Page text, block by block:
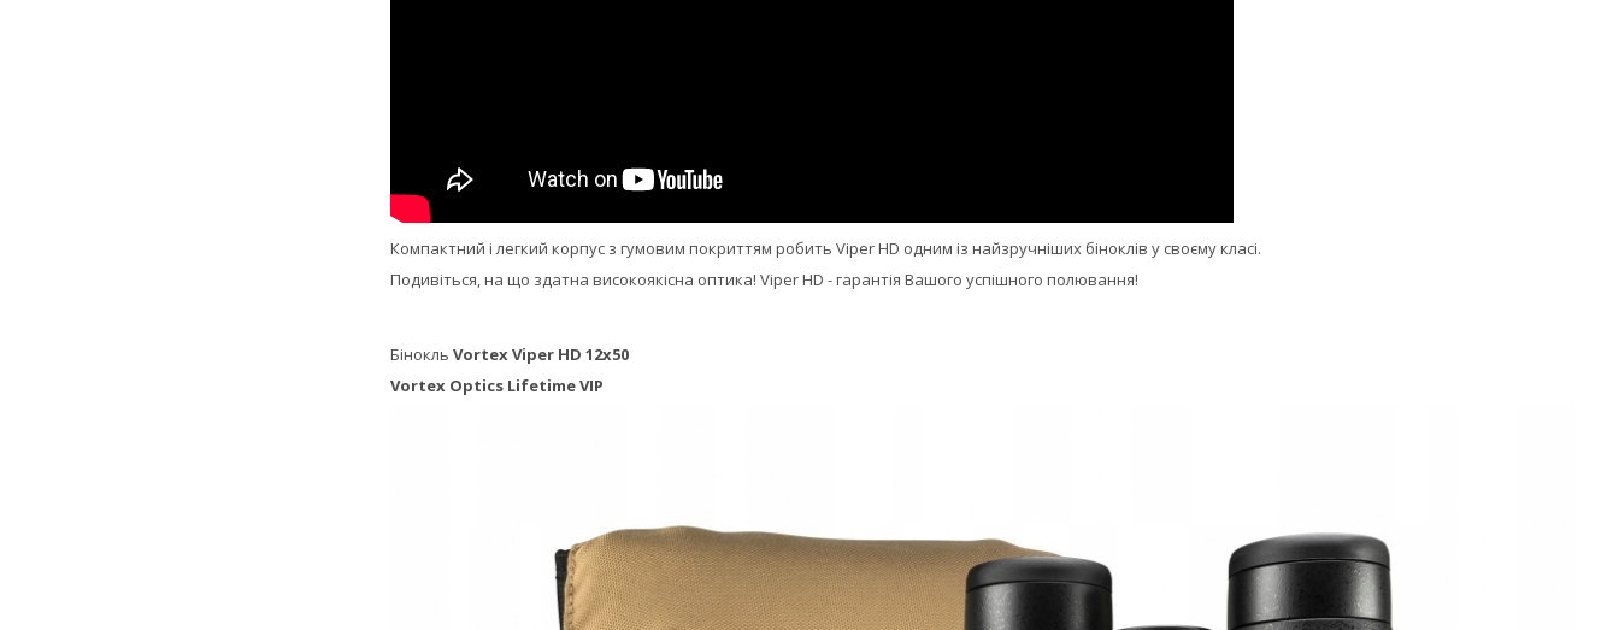
Компактний і легкий корпус з гумовим покриттям робить Viper HD одним із найзручніших біноклів у своєму класі.
Подивіться, на що здатна високоякісна оптика! Viper HD - гарантія Вашого успішного полювання!
Бінокль Vortex Viper HD 12x50
Vortex Optics Lifetime VIP